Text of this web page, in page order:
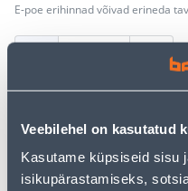
Veebilehel on kasutatud
Kasutame küpsiseid sisu
isikupärastamiseks,
E-poe erihinnad võivad erineda
Vaata saadavust